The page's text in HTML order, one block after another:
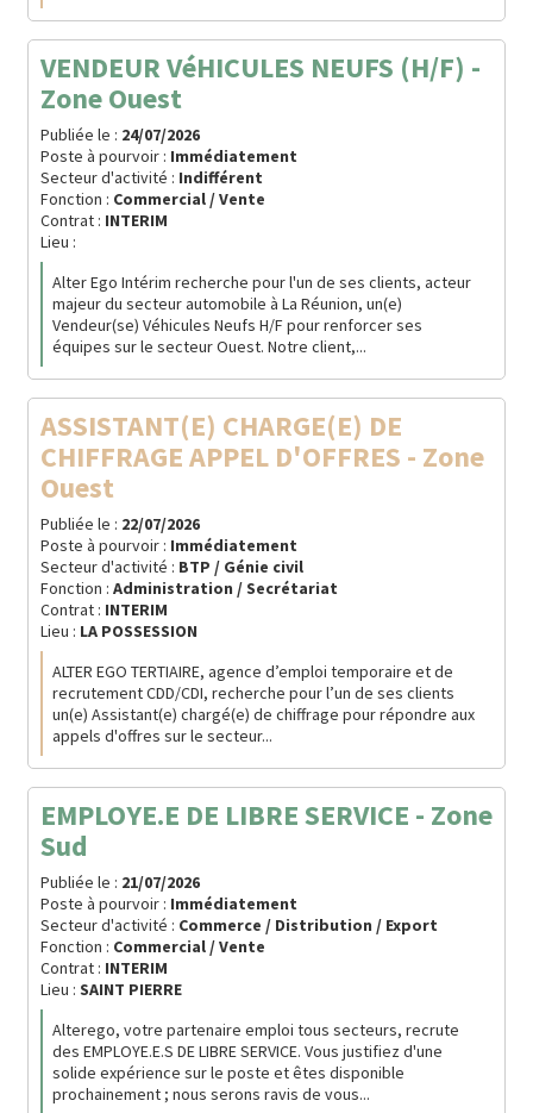
VENDEUR VéHICULES NEUFS (H/F) -
Zone Ouest
Publiée le : 24/07/2026
Poste à pourvoir : Immédiatement
Secteur d'activité : Indifférent
Fonction : Commercial / Vente
Contrat : INTERIM
Lieu :
Alter Ego Intérim recherche pour l'un de ses clients, acteur
majeur du secteur automobile à La Réunion, un(e)
Vendeur(se) Véhicules Neufs H/F pour renforcer ses
équipes sur le secteur Ouest. Notre client,...
ASSISTANT(E) CHARGE(E) DE
CHIFFRAGE APPEL D'OFFRES - Zone
Ouest
Publiée le : 22/07/2026
Poste à pourvoir : Immédiatement
Secteur d'activité : BTP / Génie civil
Fonction : Administration / Secrétariat
Contrat : INTERIM
Lieu : LA POSSESSION
ALTER EGO TERTIAIRE, agence d’emploi temporaire et de
recrutement CDD/CDI, recherche pour l’un de ses clients
un(e) Assistant(e) chargé(e) de chiffrage pour répondre aux
appels d'offres sur le secteur...
EMPLOYE.E DE LIBRE SERVICE - Zone
Sud
Publiée le : 21/07/2026
Poste à pourvoir : Immédiatement
Secteur d'activité : Commerce / Distribution / Export
Fonction : Commercial / Vente
Contrat : INTERIM
Lieu : SAINT PIERRE
Alterego, votre partenaire emploi tous secteurs, recrute
des EMPLOYE.E.S DE LIBRE SERVICE. Vous justifiez d'une
solide expérience sur le poste et êtes disponible
prochainement ; nous serons ravis de vous...